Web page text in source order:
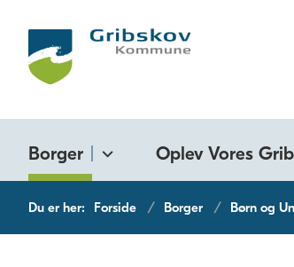
Borger Oplev Vores
Du er her: Forside Borger Børn og